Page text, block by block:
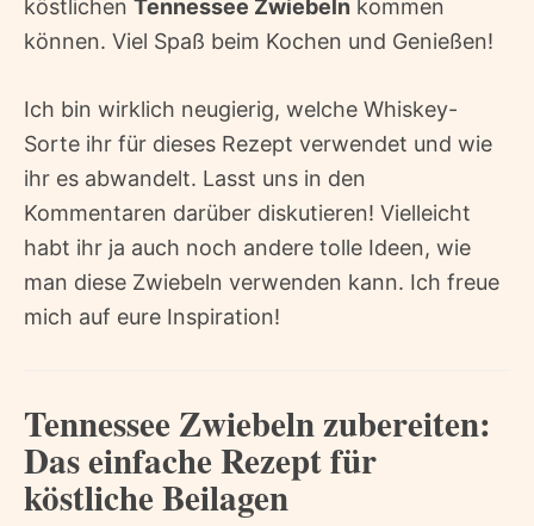
köstlichen Tennessee Zwiebeln kommen
können. Viel Spaß beim Kochen und Genießen!
Ich bin wirklich neugierig, welche Whiskey-
Sorte ihr für dieses Rezept verwendet und wie
ihr es abwandelt. Lasst uns in den
Kommentaren darüber diskutieren! Vielleicht
habt ihr ja auch noch andere tolle Ideen, wie
man diese Zwiebeln verwenden kann. Ich freue
mich auf eure Inspiration!
Tennessee Zwiebeln zubereiten:
Das einfache Rezept für
köstliche Beilagen